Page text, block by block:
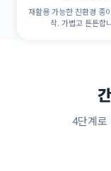
재활용 가능한 친환경 종
작. 가볍고 튼튼합
4단계로